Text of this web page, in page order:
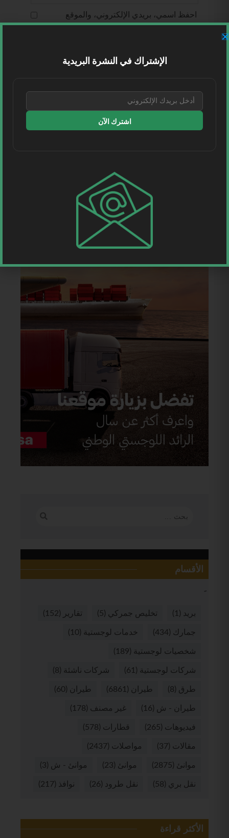
احفظ اسمي، بريدي الإلكتروني، والموقع
الإلكتروني في هذا المتصفح لاستخدامها المرة
الأقسام
بريد (1) تخليص جمركي (5) تقارير (152)
جمارك (434) خدمات لوجستية (10)
شخصيات لوجستية (189)
شركات لوجستية (61) شركات ناشئة (8)
طرق (8) طيران (6861) طيران (60)
طيران - ش (16) غير مصنف (178)
فيديوهات (265) قطارات (578)
مقالات (37) مواصلات (2437)
موانئ (2875) موانئ (23) موانئ - ش (3)
نقل بري (58) نقل طرود (26) نوافذ (217)
الأكثر قراءة
الإشتراك في النشرة البريدية
اشترك الآن